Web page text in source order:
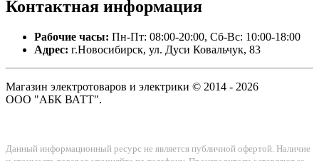
Контактная информация
Рабочие часы: Пн-Пт: 08:00-20:00, Сб-Вс: 10:00-18:00
Адрес: г.Новосибирск, ул. Дуси Ковальчук, 83
Магазин электротоваров и электрики © 2014 - 2026
ООО "АБК ВАТТ".
Данный информационный ресурс не является публичной офертой. Наличие